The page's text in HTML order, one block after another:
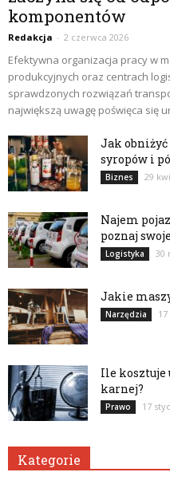
komponentów
Redakcja - 2 czerwca 2026
Efektywna organizacja pracy w
produkcyjnych oraz centrach
sprawdzonych rozwiązań
największą uwagę poświęca się
Jak obniżyć
syropów i
Biznes 29
Najem
poznaj
Logistyka 30
Jakie
Narzędzia
Ile kosztuje
karnej?
Prawo 17
Kategorie